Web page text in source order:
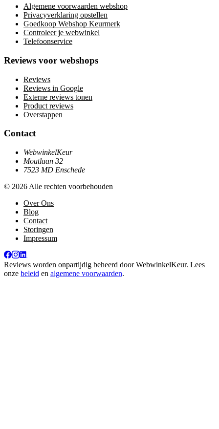
Algemene voorwaarden webshop
Privacyverklaring opstellen
Goedkoop Webshop Keurmerk
Controleer je webwinkel
Telefoonservice
Reviews voor webshops
Reviews
Reviews in Google
Externe reviews tonen
Product reviews
Overstappen
Contact
WebwinkelKeur
Moutlaan 32
7523 MD Enschede
© 2026 Alle rechten voorbehouden
Over Ons
Blog
Contact
Storingen
Impressum
Reviews worden onpartijdig beheerd doorWebwinkelKeur. Lees
onze beleid en algemene voorwaarden.